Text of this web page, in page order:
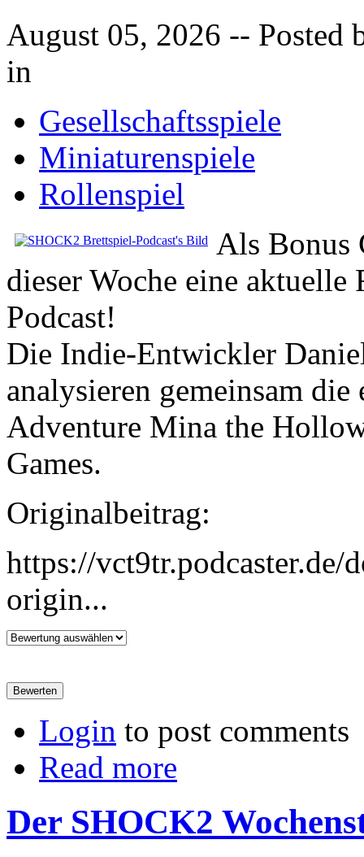
August 05, 2026 -- Posted
in
Gesellschaftsspiele
Miniaturenspiele
Rollenspiel
Als Bonus
dieser Woche eine aktuelle
Podcast!
Die Indie-Entwickler
analysieren gemeinsam
Adventure Mina the
Games.
Originalbeitrag:
https://
origin...
Login to post comments
Read more
Der SHOCK2